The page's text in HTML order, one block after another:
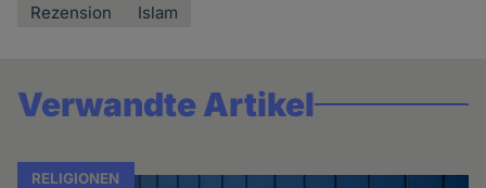
Rezension Islam
Verwandte Artikel
RELIGIONEN